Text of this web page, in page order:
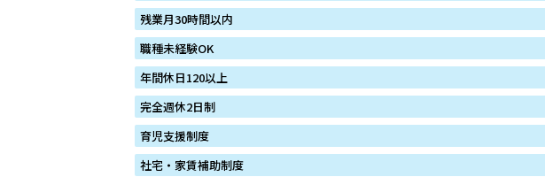
残業月30時間以内
職種未経験OK
年間休日120以上
完全週休2日制
育児支援制度
社宅・家賃補助制度